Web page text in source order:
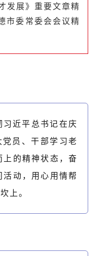
发展》重要文章精
市委常委会会议精
近平总书记在庆
员、干部学习老
的精神状态，奋
动，用心用情帮
上。